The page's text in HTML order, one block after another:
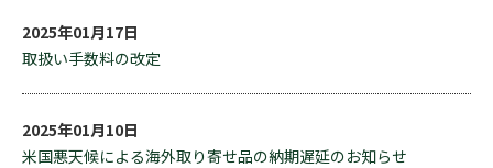
2025年01月17日
取扱い手数料の改定
2025年01月10日
米国悪天候による海外取り寄せ品の納期遅延のお知らせ